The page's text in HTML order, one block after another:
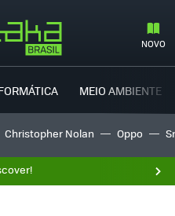
NOVO
MEIO AMBIENTE
Christopher Nolan Oppo